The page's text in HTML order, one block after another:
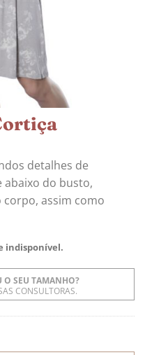
detalhes de
abaixo do busto,
assim como
indisponível.
SEU TAMANHO?
CONSULTORAS.